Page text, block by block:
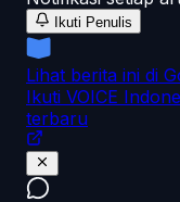
Ikuti Penulis
Lihat berita ini di
Ikuti VOICE
terbaru